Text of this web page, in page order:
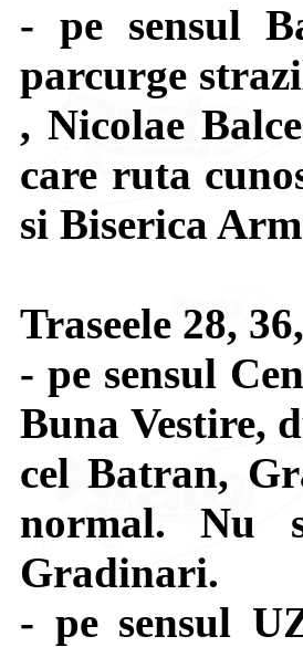
- pe sensul
parcurge
, Nicolae
care ruta
si Biserica
Traseele 28,
- pe sensul
Buna Vestire,
cel Batran,
normal. Nu
Gradinari.
- pe sensul